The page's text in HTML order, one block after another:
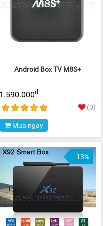
Android Box TV M8S+
1.590.000đ
(0)
Mua ngay
-13%